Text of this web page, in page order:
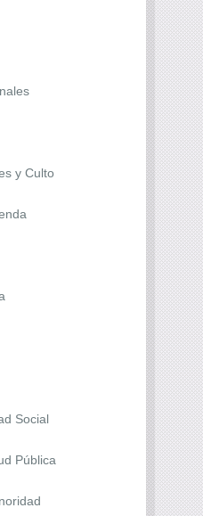
y Culto
Social
Pública